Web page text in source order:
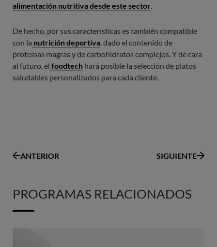
alimentación nutritiva desde este sector.
De hecho, por sus características es también compatible
con la nutrición deportiva, dado el contenido de
proteínas magras y de carbohidratos complejos. Y de cara
al futuro, el foodtech hará posible la selección de platos
saludables personalizados para cada cliente.
ANTERIOR SIGUIENTE
PROGRAMAS RELACIONADOS